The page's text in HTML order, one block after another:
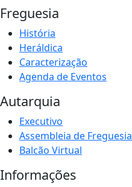
Freguesia
História
Heráldica
Caracterização
Agenda de Eventos
Autarquia
Executivo
Assembleia de Freguesia
Balcão Virtual
Informações